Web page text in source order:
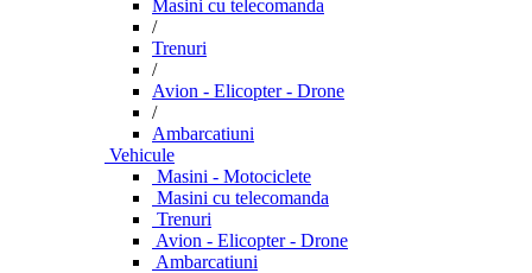
Masini cu telecomanda
/
Trenuri
/
Avion - Elicopter - Drone
/
Ambarcatiuni
Vehicule
Masini - Motociclete
Masini cu telecomanda
Trenuri
Avion - Elicopter - Drone
Ambarcatiuni